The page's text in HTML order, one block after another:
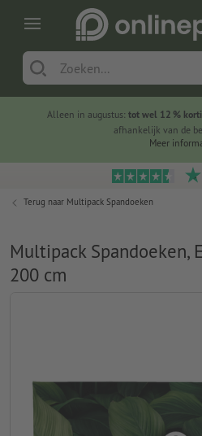
Alleen in augustus: tot wel 12 %
afhankelijk van de
Meer
Terug naar Multipack Spandoeken
Multipack Spandoeken,
200 cm